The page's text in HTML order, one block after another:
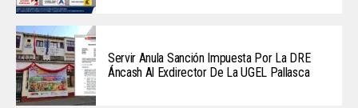
Servir Anula Sanción Impuesta Por La DRE
Áncash Al Exdirector De La UGEL Pallasca